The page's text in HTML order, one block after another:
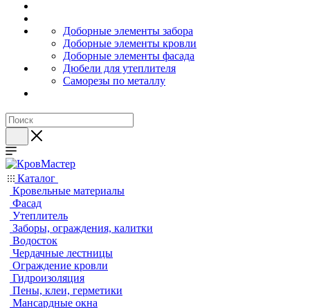
Доборные элементы забора
Доборные элементы кровли
Доборные элементы фасада
Дюбели для утеплителя
Саморезы по металлу
Каталог
Кровельные материалы
Фасад
Утеплитель
Заборы, ограждения, калитки
Водосток
Чердачные лестницы
Ограждение кровли
Гидроизоляция
Пены, клеи, герметики
Мансардные окна